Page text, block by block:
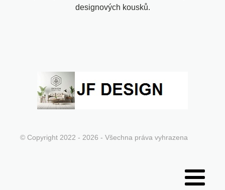
designových kousků.
© Copyright 2022 - 2026 - Všechna práva vyhrazena